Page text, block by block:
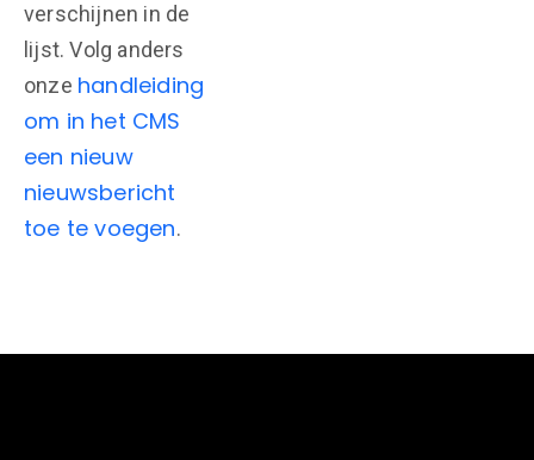
verschijnen in de
lijst. Volg anders
onze handleiding
om in het CMS
een nieuw
nieuwsbericht
toe te voegen.